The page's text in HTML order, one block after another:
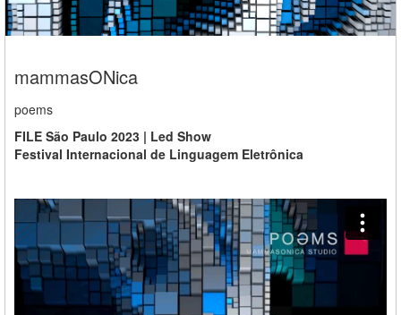
mammasONica
poems
FILE São Paulo 2023 | Led Show
Festival Internacional de Linguagem Eletrônica